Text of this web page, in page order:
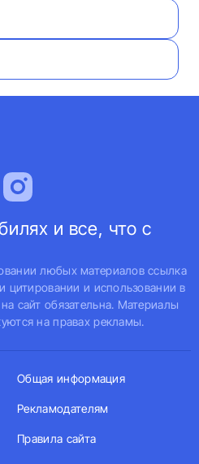
и все, что с
любых материалов ссылка
цитировании и использовании в
сайт обязательна. Материалы
на правах рекламы.
Общая информация
Рекламодателям
Правила сайта